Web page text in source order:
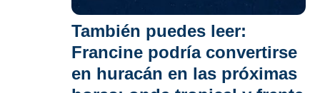
También puedes leer:
Francine podría convertirse
en huracán en las próximas